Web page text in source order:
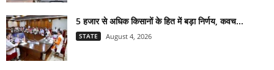
5 हजार से अधिक किसानों के हित में बड़ा निर्णय, कवच...
STATE August 4, 2026